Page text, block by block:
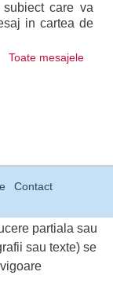
care va
in cartea de
Toate mesajele
Contact
partiala sau
sau texte) se